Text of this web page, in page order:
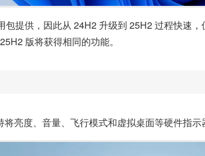
提供，因此从 24H2 升级到 25H2 过程快速
版将获得相同的功能。
亮度、音量、飞行模式和虚拟桌面等硬件指